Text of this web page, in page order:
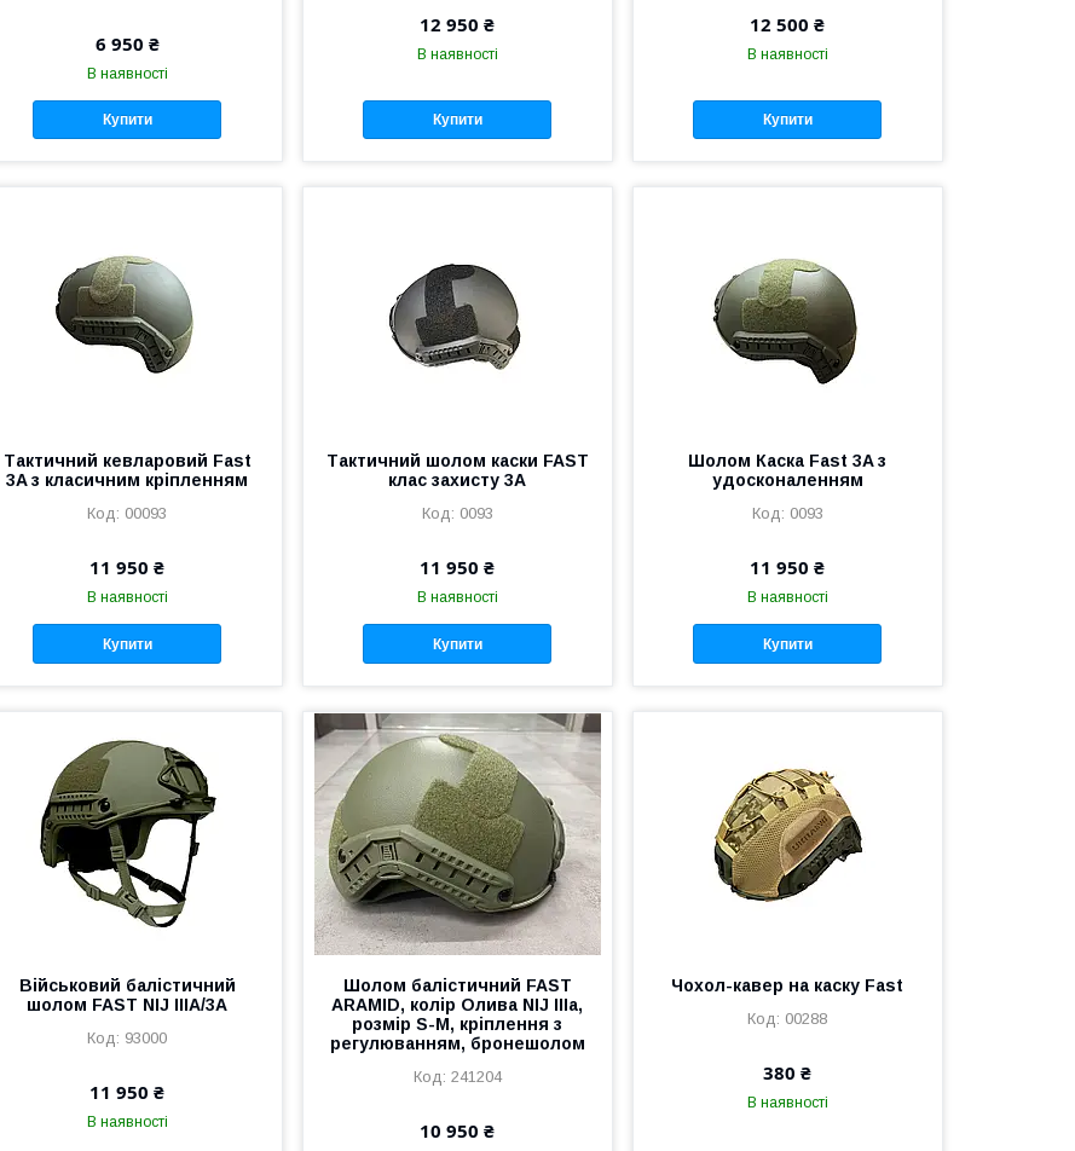
6 950 ₴
В наявності
Купити
12 950 ₴
В наявності
Купити
12 500 ₴
В наявності
Купити
Тактичний кевларовий Fast
3A з класичним кріпленням
00093
11 950 ₴
В наявності
Купити
Тактичний шолом каски FAST
клас захисту 3А
0093
11 950 ₴
В наявності
Купити
Шолом Каска Fast 3A з
удосконаленням
0093
11 950 ₴
В наявності
Купити
Військовий балістичний
шолом FAST NIJ IIIA/3A
93000
11 950 ₴
В наявності
Шолом балістичний FAST
ARAMID, колір Олива NIJ IIIa,
розмір S-M, кріплення з
регулюванням, бронешолом
241204
10 950 ₴
Чохол-кавер на каску Fast
00288
380 ₴
В наявності